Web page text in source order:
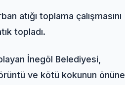
atığı toplama çalışmasını
topladı.
İnegöl Belediyesi,
ve kötü kokunun önüne